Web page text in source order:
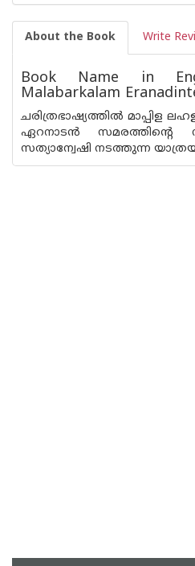
About the Book Write
Book Name in
Malabarkalam
ചരിത്രഭാഷ്യത്തില്‍ മാപ്പിള
ഏറനാടന്‍ സമരത്തിന്റെ
സത്യാന്വേഷി നടത്തുന്ന